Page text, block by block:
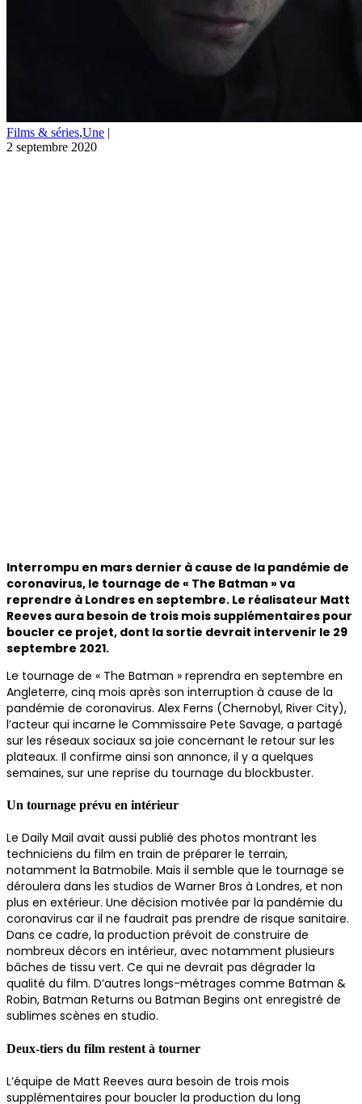
Films & séries,Une |
2 septembre 2020
Interrompu en mars dernier à cause de la pandémie de
coronavirus, le tournage de « The Batman » va
reprendre à Londres en septembre. Le réalisateur Matt
Reeves aura besoin de trois mois supplémentaires pour
boucler ce projet, dont la sortie devrait intervenir le 29
septembre 2021.
Le tournage de « The Batman » reprendra en septembre en
Angleterre, cinq mois après son interruption à cause de la
pandémie de coronavirus. Alex Ferns (Chernobyl, River City),
l’acteur qui incarne le Commissaire Pete Savage, a partagé
sur les réseaux sociaux sa joie concernant le retour sur les
plateaux. Il confirme ainsi son annonce, il y a quelques
semaines, sur une reprise du tournage du blockbuster.
Un tournage prévu en intérieur
Le Daily Mail avait aussi publié des photos montrant les
techniciens du film en train de préparer le terrain,
notamment la Batmobile. Mais il semble que le tournage se
déroulera dans les studios de Warner Bros à Londres, et non
plus en extérieur. Une décision motivée par la pandémie du
coronavirus car il ne faudrait pas prendre de risque sanitaire.
Dans ce cadre, la production prévoit de construire de
nombreux décors en intérieur, avec notamment plusieurs
bâches de tissu vert. Ce qui ne devrait pas dégrader la
qualité du film. D’autres longs-métrages comme Batman &
Robin, Batman Returns ou Batman Begins ont enregistré de
sublimes scènes en studio.
Deux-tiers du film restent à tourner
L’équipe de Matt Reeves aura besoin de trois mois
supplémentaires pour boucler la production du long